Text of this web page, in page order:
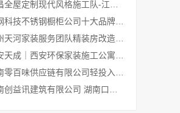
东钢科技不锈钢橱柜公司十大品牌——江苏东钢
广州天河家装服务团队精装房改造精匠饰家